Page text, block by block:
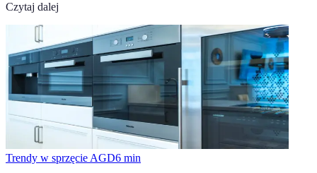
Czytaj dalej
Trendy w sprzęcie AGD6 min